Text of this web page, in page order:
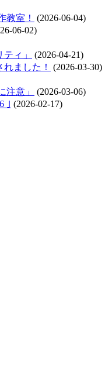
教室！
(2026-06-04)
06-02)
ィ」
(2026-04-21)
ました！
(2026-03-30)
注意」
(2026-03-06)
｣ (2026-02-17)